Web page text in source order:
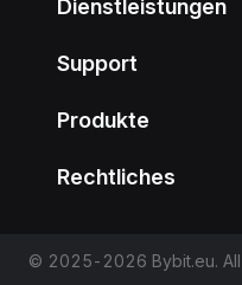
Dienstleistungen
Support
Produkte
Rechtliches
© 2025-2026 Bybit.eu. All